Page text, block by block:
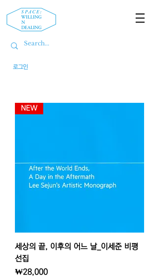
로그인
NEW
세상의 끝, 이후의 어느 날_이세준 비평
선집
가격
₩28,000